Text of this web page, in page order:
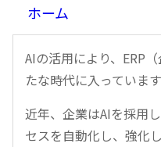
ホーム
AIの活用により、ERP
たな時代に入っています
近年、企業はAIを採用
セスを自動化し、強化